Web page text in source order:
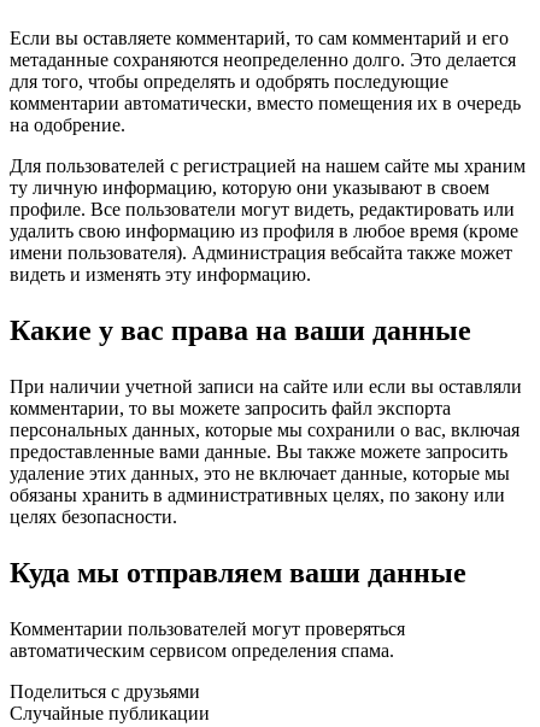
Если вы оставляете комментарий, то сам комментарий и его
метаданные сохраняются неопределенно долго. Это делается
для того, чтобы определять и одобрять последующие
комментарии автоматически, вместо помещения их в очередь
на одобрение.
Для пользователей с регистрацией на нашем сайте мы храним
ту личную информацию, которую они указывают в своем
профиле. Все пользователи могут видеть, редактировать или
удалить свою информацию из профиля в любое время (кроме
имени пользователя). Администрация вебсайта также может
видеть и изменять эту информацию.
Какие у вас права на ваши данные
При наличии учетной записи на сайте или если вы оставляли
комментарии, то вы можете запросить файл экспорта
персональных данных, которые мы сохранили о вас, включая
предоставленные вами данные. Вы также можете запросить
удаление этих данных, это не включает данные, которые мы
обязаны хранить в административных целях, по закону или
целях безопасности.
Куда мы отправляем ваши данные
Комментарии пользователей могут проверяться
автоматическим сервисом определения спама.
Поделиться с друзьями
Случайные публикации